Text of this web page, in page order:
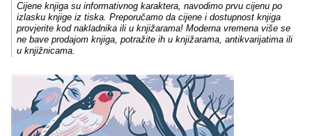
Cijene knjiga su informativnog karaktera, navodimo prvu cijenu po
izlasku knjige iz tiska. Preporučamo da cijene i dostupnost knjiga
provjerite kod nakladnika ili u knjižarama! Moderna vremena više se
ne bave prodajom knjiga, potražite ih u knjižarama, antikvarijatima ili
u knjižnicama.